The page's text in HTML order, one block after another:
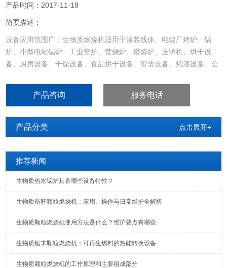
产品时间：2017-11-18
简要描述：
设备应用范围广：生物质燃烧机适用于涂装线体、电镀厂烤炉、锅
炉、小型电站锅炉、工业窑炉、焚烧炉、熔炼炉、压铸机、烘干设
备、厨房设备、干燥设备、食品烘干设备、熨烫设备、烤漆设备、公
临沂市木屑颗粒燃烧机厂家鹏恒机械
产品咨询 服务电话
产品分类 点击展开+
推荐新闻
生物质热水锅炉具备哪些设备特性？
生物质秸秆颗粒燃烧机：应用、操作与日常维护全解析
生物质颗粒燃烧机使用方法是什么？维护要点有哪些
生物质锯末颗粒燃烧机：可再生燃料的热能转换设备
生物质颗粒燃烧机的工作原理和主要组成部分